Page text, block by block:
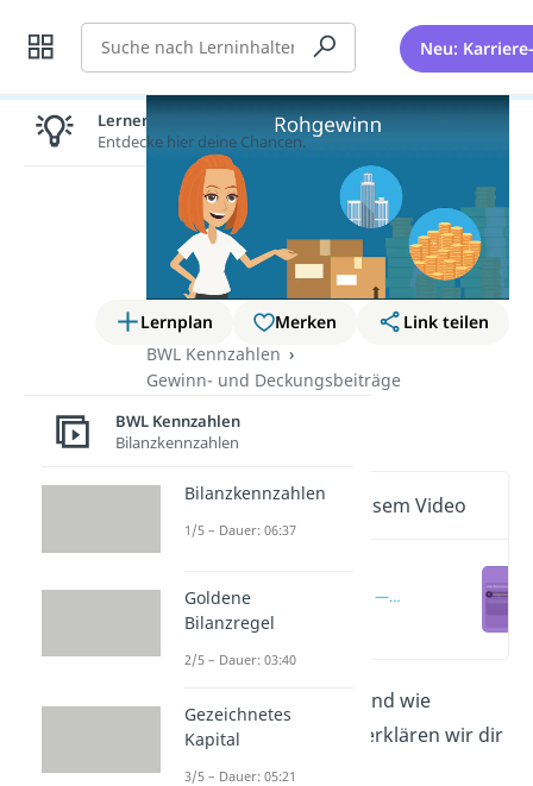
Suche Neu:
Lernplan Merken
Link teilen
BWL Kennzahlen
Gewinn- und Deckungsbeiträge
Rohgewinn
Wichtige Inhalte in diesem Video
Rohgewinn? —
Was ist der
und wie
berechnest du ihn? Das erklären wir dir
hier und imVideo!
Lernen lohnt sich!
Entdecke hier deine Chancen.
BWL Kennzahlen
Bilanzkennzahlen
Bilanzkennzahlen
1/5 – Dauer: 06:37
Goldene
Bilanzregel
2/5 – Dauer: 03:40
Gezeichnetes
Kapital
3/5 – Dauer: 05:21